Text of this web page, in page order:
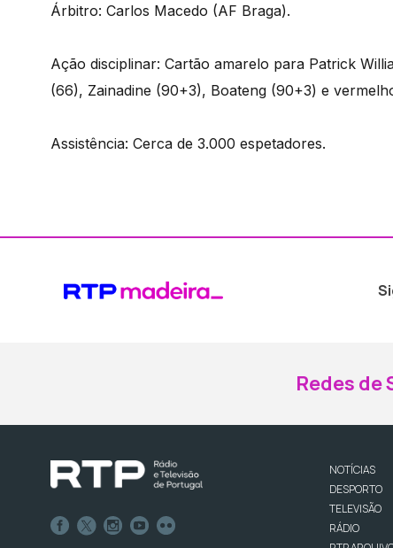
Árbitro: Carlos Macedo (AF Braga).
Ação disciplinar: Cartão amarelo para Patrick
(66), Zainadine (90+3), Boateng (90+3) e
Assistência: Cerca de 3.000 espetadores.
Redes de
NOTÍCIAS
DESPORTO
TELEVISÃO
RÁDIO